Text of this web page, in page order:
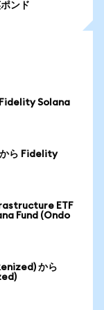
ンド
Solana
ら Fidelity
ETF
Fund (Ondo
から